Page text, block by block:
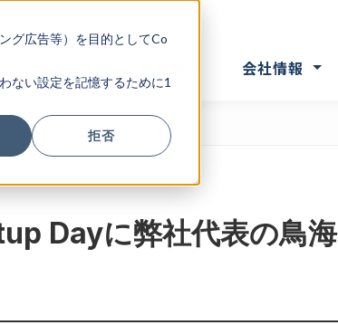
グ広告等）を目的としてCo
ない設定を記憶するために1
拒否
会社情報
Dayに弊社代表の鳥海